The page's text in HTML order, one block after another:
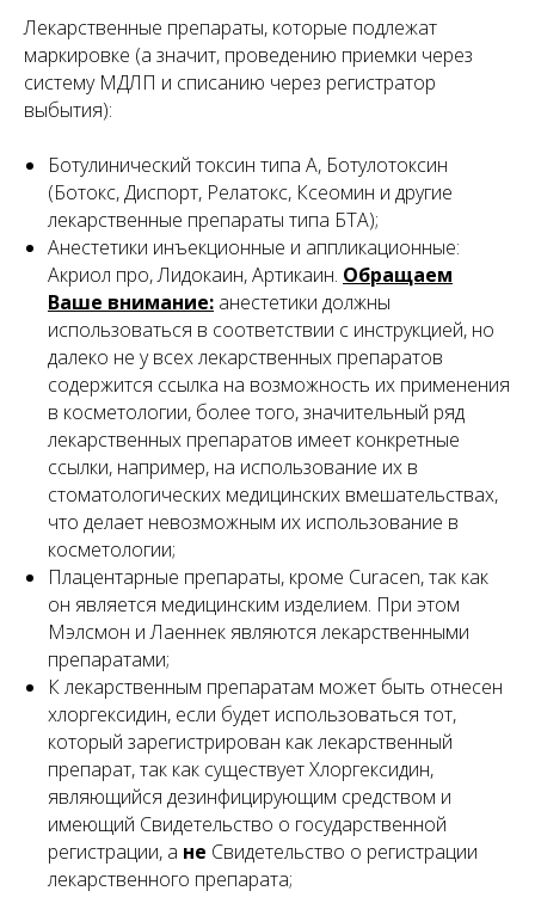
Лекарственные препараты, которые подлежат
маркировке (а значит, проведению приемки через
систему МДЛП и списанию через регистратор
выбытия):
Ботулинический токсин типа A, Ботулотоксин
(Ботокс, Диспорт, Релатокс, Ксеомин и другие
лекарственные препараты типа БТА);
Анестетики инъекционные и аппликационные:
Акриол про, Лидокаин, Артикаин. Обращаем
Ваше внимание: анестетики должны
использоваться в соответствии с инструкцией, но
далеко не у всех лекарственных препаратов
содержится ссылка на возможность их применения
в косметологии, более того, значительный ряд
лекарственных препаратов имеет конкретные
ссылки, например, на использование их в
стоматологических медицинских вмешательствах,
что делает невозможным их использование в
косметологии;
Плацентарные препараты, кроме Curacen, так как
он является медицинским изделием. При этом
Мэлсмон и Лаеннек являются лекарственными
препаратами;
К лекарственным препаратам может быть отнесен
хлоргексидин, если будет использоваться тот,
который зарегистрирован как лекарственный
препарат, так как существует Хлоргексидин,
являющийся дезинфицирующим средством и
имеющий Свидетельство о государственной
регистрации, а не Свидетельство о регистрации
лекарственного препарата;